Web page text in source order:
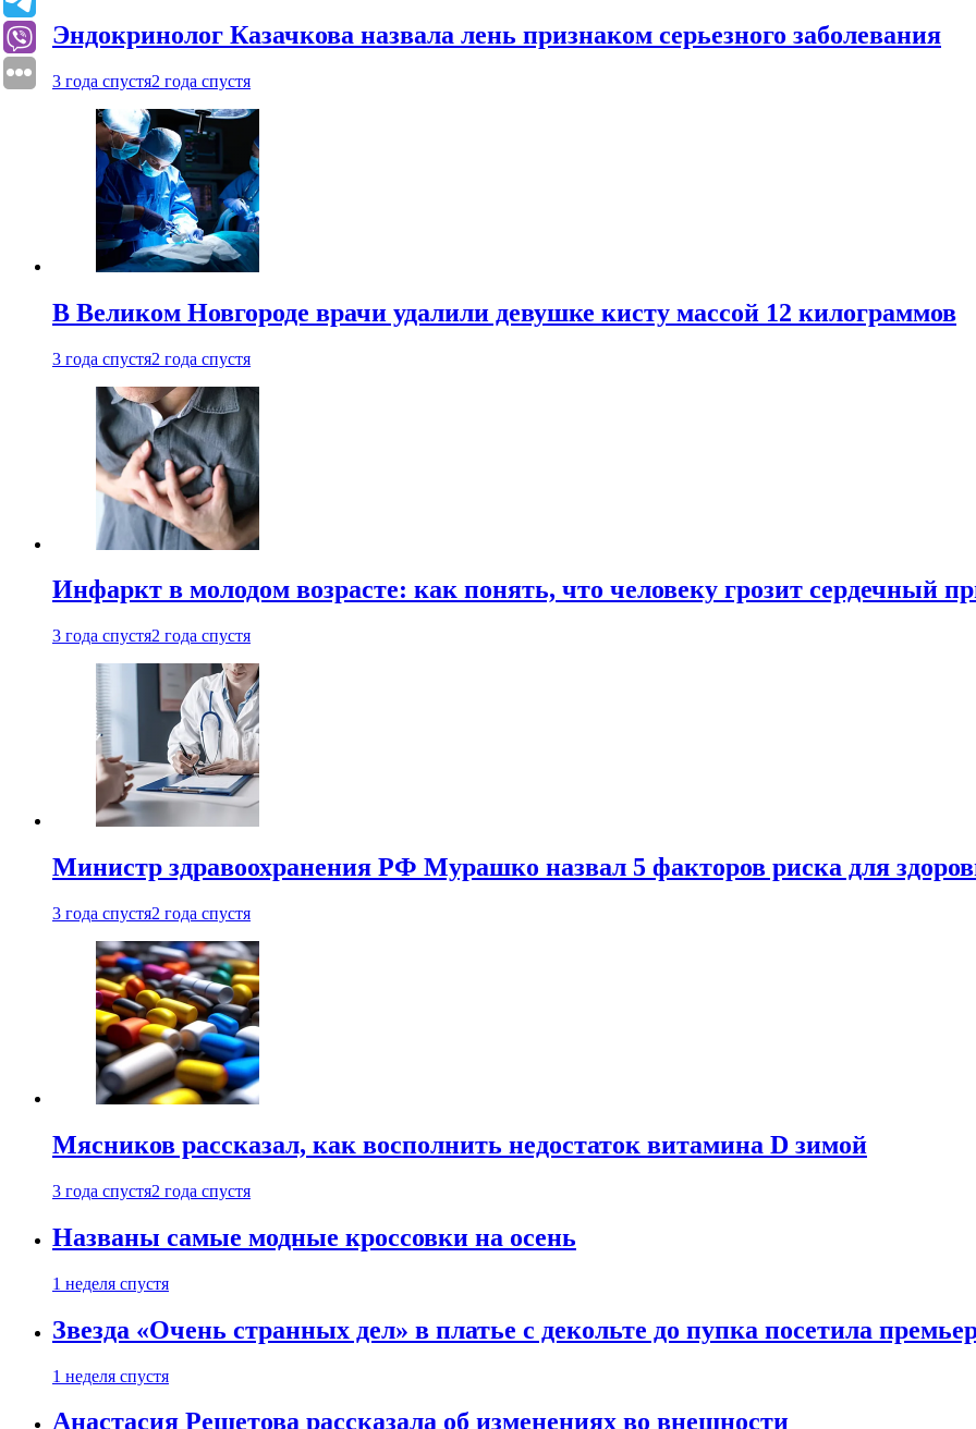
Эндокринолог Казачкова назвала лень признаком серьезного заболевания
3 года спустя2 года спустя
В Великом Новгороде врачи удалили девушке кисту массой 12 килограммов
3 года спустя2 года спустя
Инфаркт в молодом возрасте: как понять, что человеку грозит сердечный
3 года спустя2 года спустя
Министр здравоохранения РФ Мурашко назвал 5 факторов риска для
3 года спустя2 года спустя
Мясников рассказал, как восполнить недостаток витамина D зимой
3 года спустя2 года спустя
Названы самые модные кроссовки на осень
1 неделя спустя
Звезда «Очень странных дел» в платье с декольте до пупка посетила
1 неделя спустя
Анастасия Решетова рассказала об изменениях во внешности